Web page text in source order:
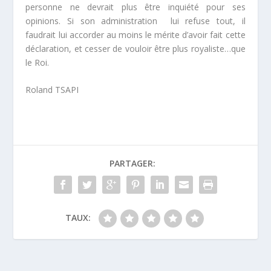
personne ne devrait plus être inquiété pour ses
opinions. Si son administration lui refuse tout, il
faudrait lui accorder au moins le mérite d’avoir fait cette
déclaration, et cesser de vouloir être plus royaliste…que
le Roi.
Roland TSAPI
PARTAGER:
TAUX: